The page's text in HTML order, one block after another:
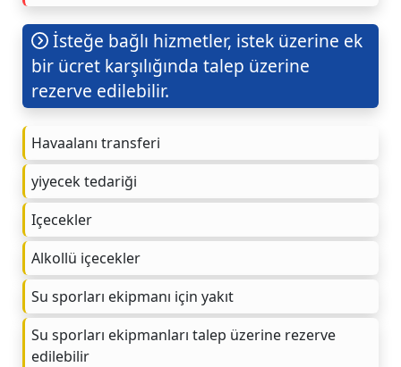
İsteğe bağlı hizmetler, istek üzerine ek
bir ücret karşılığında talep üzerine
rezerve edilebilir.
Havaalanı transferi
yiyecek tedariği
Içecekler
Alkollü içecekler
Su sporları ekipmanı için yakıt
Su sporları ekipmanları talep üzerine rezerve
edilebilir